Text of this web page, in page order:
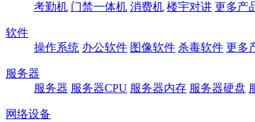
考勤机 门禁一体机 消费机 楼宇对讲 更多产
软件
操作系统 办公软件 图像软件 杀毒软件 更多
服务器
服务器 服务器CPU 服务器内存 服务器硬盘
网络设备